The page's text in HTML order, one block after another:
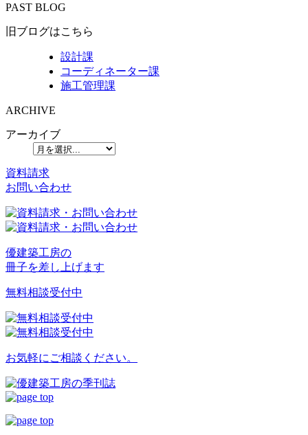
PAST BLOG
旧ブログはこちら
設計課
コーディネーター課
施工管理課
ARCHIVE
アーカイブ
資料請求
お問い合わせ
優建築工房の
冊子を差し上げます
無料相談受付中
お気軽にご相談ください。